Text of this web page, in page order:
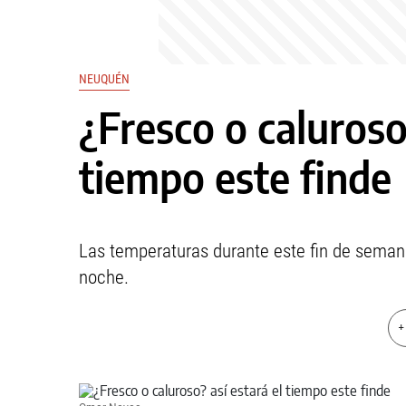
NEUQUÉN
¿Fresco o
tiempo este finde
Las temperaturas durante este fin de
noche.